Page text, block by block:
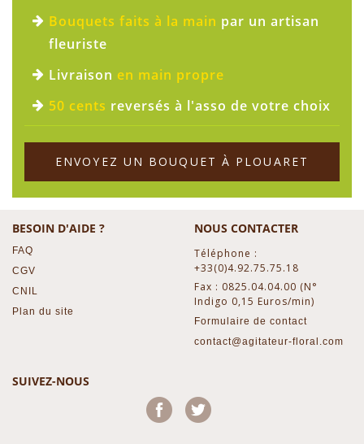
Bouquets faits à la main par un artisan
fleuriste
Livraison en main propre
50 cents reversés à l'asso de votre choix
ENVOYEZ UN BOUQUET À PLOUARET
BESOIN D'AIDE ?
FAQ
CGV
CNIL
Plan du site
NOUS CONTACTER
Téléphone :
+33(0)4.92.75.75.18
Fax : 0825.04.04.00 (N°
Indigo 0,15 Euros/min)
Formulaire de contact
contact@agitateur-floral.com
SUIVEZ-NOUS
Facebook